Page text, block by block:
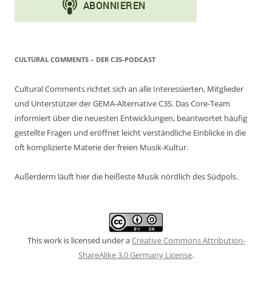
CULTURAL COMMENTS – DER C3S-PODCAST
Cultural Comments richtet sich an alle Interessierten, Mitglieder
und Unterstützer der GEMA-Alternative C3S. Das Core-Team
informiert über die neuesten Entwicklungen, beantwortet häufig
gestellte Fragen und eröffnet leicht verständliche Einblicke in die
oft komplizierte Materie der freien Musik-Kultur.
Außerderm läuft hier die heißeste Musik nördlich des Südpols.
This work is licensed under aCreative Commons Attribution-
ShareAlike 3.0 Germany License.